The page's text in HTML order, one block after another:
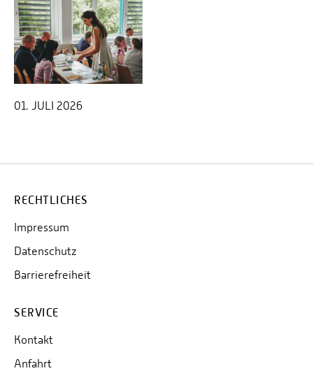
01. JULI 2026
RECHTLICHES
Impressum
Datenschutz
Barrierefreiheit
SERVICE
Kontakt
Anfahrt